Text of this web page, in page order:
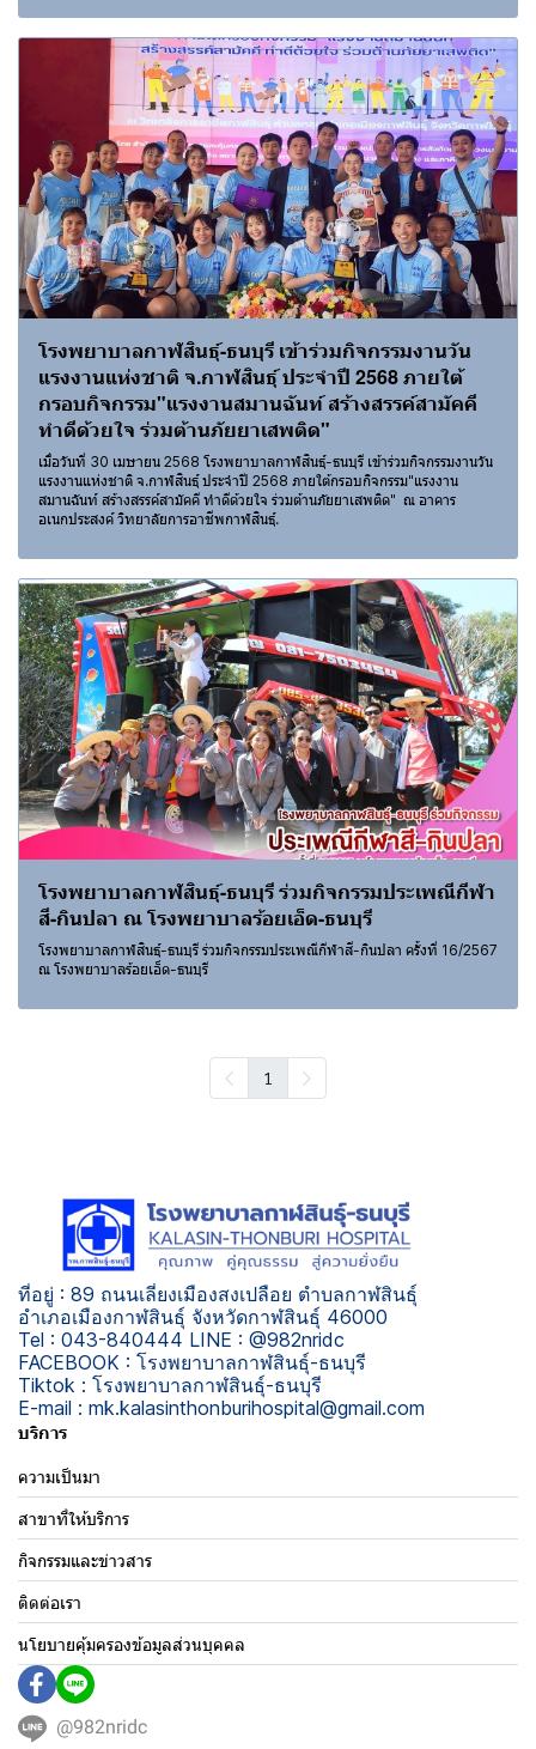
โรงพยาบาลกาฬสินธุ์-ธนบุรี เข้าร่วมกิจกรรมงานวัน
แรงงานแห่งชาติ จ.กาฬสินธุ์ ประจำปี 2568 ภายใต้
กรอบกิจกรรม"แรงงานสมานฉันท์ สร้างสรรค์สามัคคี
ทำดีด้วยใจ ร่วมต้านภัยยาเสพติด"
เมื่อวันที่ 30 เมษายน 2568 โรงพยาบาลกาฬสินธุ์-ธนบุรี เข้าร่วมกิจกรรมงานวัน
แรงงานแห่งชาติ จ.กาฬสินธุ์ ประจำปี 2568 ภายใต้กรอบกิจกรรม"แรงงาน
สมานฉันท์ สร้างสรรค์สามัคคี ทำดีด้วยใจ ร่วมต้านภัยยาเสพติด" ณ อาคาร
อเนกประสงค์ วิทยาลัยการอาชีพกาฬสินธุ์.
โรงพยาบาลกาฬสินธุ์-ธนบุรี ร่วมกิจกรรมประเพณีกีฬา
สี-กินปลา ณ โรงพยาบาลร้อยเอ็ด-ธนบุรี
โรงพยาบาลกาฬสินธุ์-ธนบุรี ร่วมกิจกรรมประเพณีกีฬาสี-กินปลา ครั้งที่ 16/2567
ณ โรงพยาบาลร้อยเอ็ด-ธนบุรี
1
ที่อยู่ : 89 ถนนเลี่ยงเมืองสงเปลือย ตำบลกาฬสินธุ์
อำเภอเมืองกาฬสินธุ์ จังหวัดกาฬสินธุ์ 46000
Tel : 043-840444 LINE : @982nridc
FACEBOOK : โรงพยาบาลกาฬสินธุ์-ธนบุรี
Tiktok : โรงพยาบาลกาฬสินธุ์-ธนบุรี
E-mail : mk.kalasinthonburihospital@gmail.com
บริการ
ความเป็นมา
สาขาที่ให้บริการ
กิจกรรมและข่าวสาร
ติดต่อเรา
นโยบายคุ้มครองข้อมูลส่วนบุคคล
@982nridc